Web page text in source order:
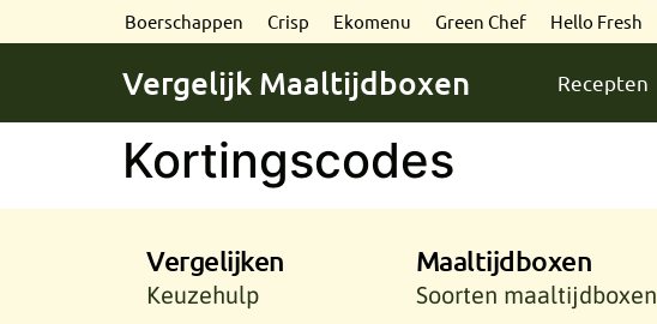
Boerschappen Crisp Ekomenu Green Chef Hello Fresh
Vergelijk Maaltijdboxen Recepten
Kortingscodes
Vergelijken
Keuzehulp
Maaltijdboxen
Soorten maaltijdboxen